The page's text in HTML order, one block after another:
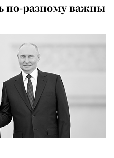
по-разному важны